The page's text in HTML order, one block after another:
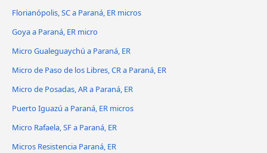
Florianópolis, SC a Paraná, ER micros
Goya a Paraná, ER micro
Micro Gualeguaychú a Paraná, ER
Micro de Paso de los Libres, CR a Paraná, ER
Micro de Posadas, AR a Paraná, ER
Puerto Iguazú a Paraná, ER micros
Micro Rafaela, SF a Paraná, ER
Micros Resistencia Paraná, ER